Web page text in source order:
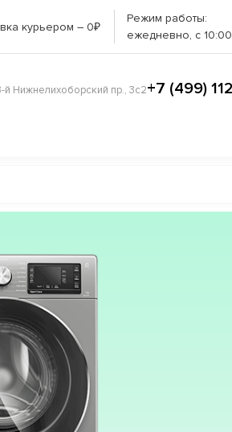
курьером – 0₽
Режим работы:
ежедневно, с
й Нижнелихоборский пр., 3с2+7 (499)